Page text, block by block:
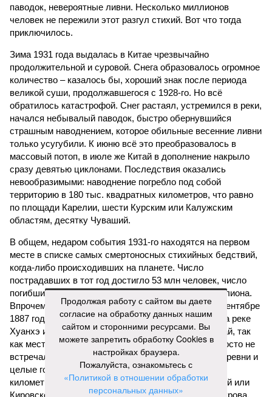
паводок, невероятные ливни. Несколько миллионов
человек не пережили этот разгул стихий. Вот что тогда
приключилось.
Зима 1931 года выдалась в Китае чрезвычайно
продолжительной и суровой. Снега образовалось огромное
количество – казалось бы, хороший знак после периода
великой суши, продолжавшегося с 1928-го. Но всё
обратилось катастрофой. Снег растаял, устремился в реки,
начался небывалый паводок, быстро обернувшийся
страшным наводнением, которое обильные весенние ливни
только усугубили. К июню всё это преобразовалось в
массовый потоп, в июле же Китай в дополнение накрыло
сразу девятью циклонами. Последствия оказались
невообразимыми: наводнение погребло под собой
территорию в 180 тыс. квадратных километров, что равно
по площади Карелии, шести Курским или Калужским
областям, десятку Чуваший.
В общем, недаром события 1931-го находятся на первом
месте в списке самых смертоносных стихийных бедствий,
когда-либо происходивших на планете. Число
пострадавших в тот год достигло 53 млн человек, число
погибших, по некоторым оценкам, составило 4 миллиона.
Впрочем, для Китая подобное не в новинку. Так, в сентябре
1887 года вода прорвала многочисленные дамбы на реке
Хуанхэ и быстро залила почти весь Северный Китай, так
как местность там довольно низменная, и потоп просто не
встречал препятствий на своём пути, уничтожая деревни и
целые города. Водой залило 130 тыс. квадратных
километров (а это больше территорий Оренбургской или
Кировской областей), 2 млн человек остались без крова,
Продолжая работу с сайтом вы даете
согласие на обработку данных нашим
сайтом и сторонними ресурсами. Вы
можете запретить обработку Cookies в
настройках браузера.
Пожалуйста, ознакомьтесь с
«Политикой в отношении обработки
персональных данных»